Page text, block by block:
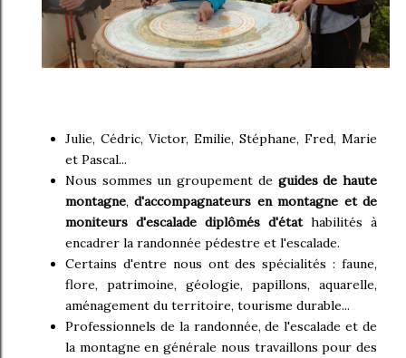
Julie, Cédric, Victor, Emilie, Stéphane, Fred, Marie
et Pascal...
Nous sommes un groupement de guides de haute
montagne,d'accompagnateurs en montagne et de
moniteurs d'escalade diplômés d'étathabilités à
encadrer la randonnée pédestre et l'escalade.
Certains d'entre nous ont des spécialités : faune,
flore, patrimoine, géologie, papillons, aquarelle,
aménagement du territoire, tourisme durable...
Professionnels de la randonnée, de l'escalade et de
la montagne en générale nous travaillons pour des